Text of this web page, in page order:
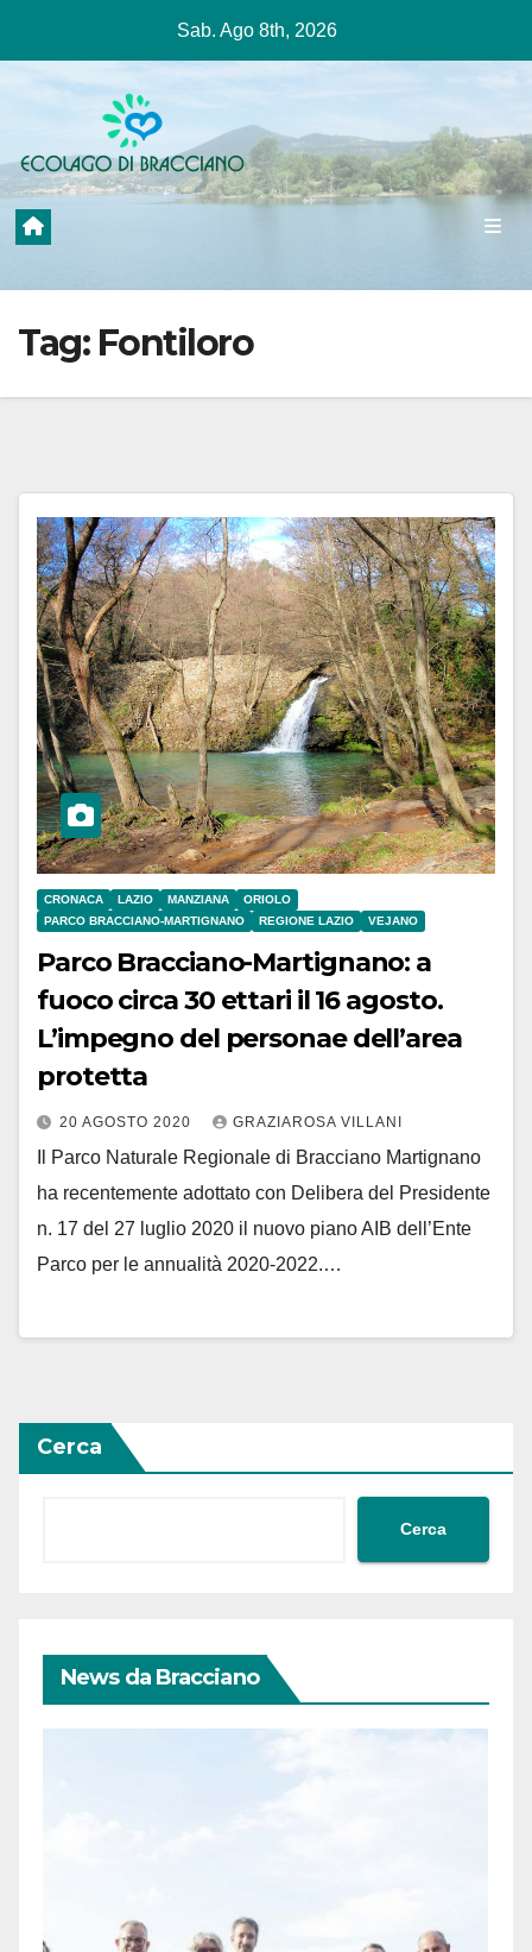
contenuto
Sab. Ago 8th, 2026
Tag: Fontiloro
CRONACA LAZIO MANZIANA
ORIOLO
PARCO BRACCIANO-MARTIGNANO
REGIONE LAZIO VEJANO
Parco Bracciano-Martignano: a
fuoco circa 30 ettari il 16 agosto.
L’impegno del personae dell’area
protetta
20 AGOSTO 2020 GRAZIAROSA VILLANI
Il Parco Naturale Regionale di Bracciano Martignano
ha recentemente adottato con Delibera del Presidente
n. 17 del 27 luglio 2020 il nuovo piano AIB dell’Ente
Parco per le annualità 2020-2022.…
Cerca
Cerca
News da Bracciano